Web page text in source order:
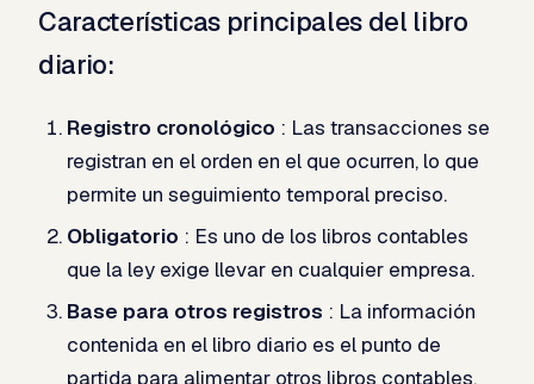
Características principales del libro
diario:
Registro cronológico : Las transacciones se
registran en el orden en el que ocurren, lo que
permite un seguimiento temporal preciso.
Obligatorio : Es uno de los libros contables
que la ley exige llevar en cualquier empresa.
Base para otros registros : La información
contenida en el libro diario es el punto de
partida para alimentar otros libros contables,